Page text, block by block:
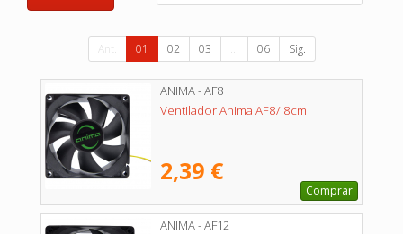
Ant. 01 02 03 ... 06 Sig.
ANIMA - AF8
Ventilador Anima AF8/ 8cm
2,39 €
Comprar
ANIMA - AF12